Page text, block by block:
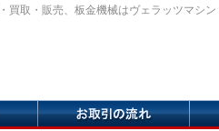
買取・販売、板金機械はヴェラッツマシン